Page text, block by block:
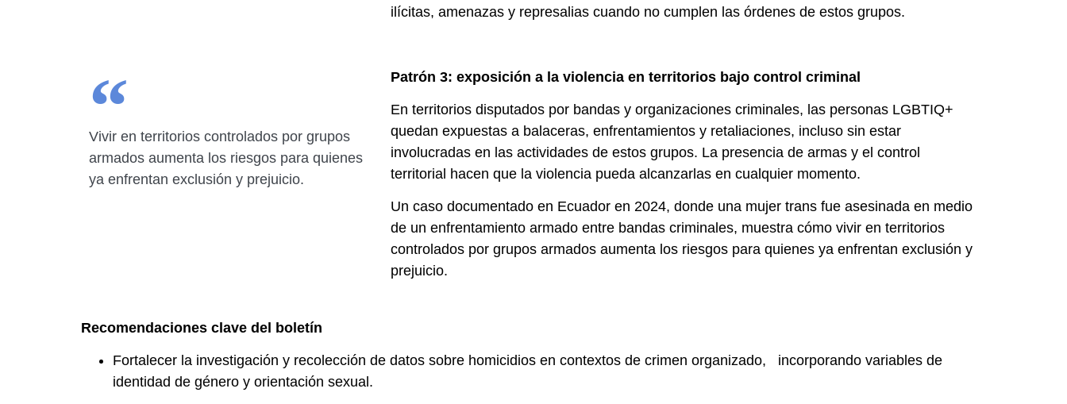
ilícitas, amenazas y represalias cuando no cumplen las órdenes de estos grupos.
Vivir en territorios controlados por grupos
armados aumenta los riesgos para quienes
ya enfrentan exclusión y prejuicio.
Patrón 3: exposición a la violencia en territorios bajo control criminal
En territorios disputados por bandas y organizaciones criminales, las personas LGBTIQ+
quedan expuestas a balaceras, enfrentamientos y retaliaciones, incluso sin estar
involucradas en las actividades de estos grupos. La presencia de armas y el control
territorial hacen que la violencia pueda alcanzarlas en cualquier momento.
Un caso documentado en Ecuador en 2024, donde una mujer trans fue asesinada en medio
de un enfrentamiento armado entre bandas criminales, muestra cómo vivir en territorios
controlados por grupos armados aumenta los riesgos para quienes ya enfrentan exclusión y
prejuicio.
Recomendaciones clave del boletín
Fortalecer la investigación y recolección de datos sobre homicidios en contextos de crimen organizado, incorporando variables de
identidad de género y orientación sexual.